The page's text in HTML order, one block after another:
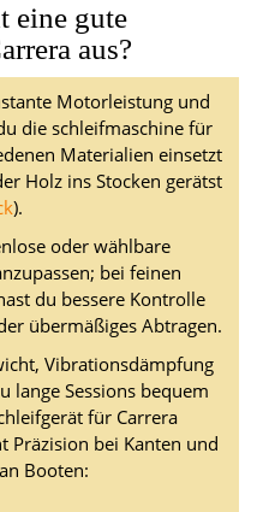
eine gute
aus?
Motorleistung und
die schleifmaschine für
Materialien einsetzt
Holz ins Stocken gerätst
).
oder wählbare
bei feinen
du bessere Kontrolle
übermäßiges Abtragen.
Vibrationsdämpfung
lange Sessions bequem
für Carrera
Präzision bei Kanten und
Booten: